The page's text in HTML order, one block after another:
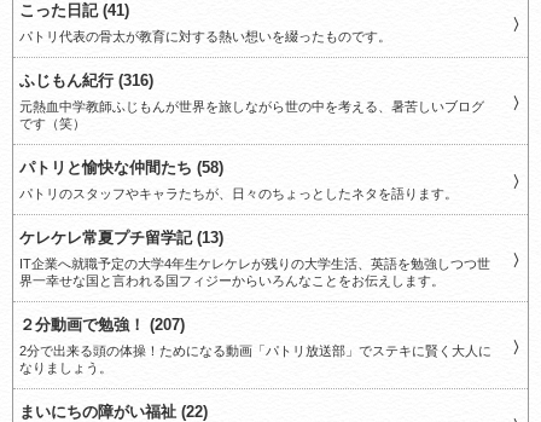
こった日記 (41)
パトリ代表の骨太が教育に対する熱い想いを綴ったものです。
ふじもん紀行 (316)
元熱血中学教師ふじもんが世界を旅しながら世の中を考える、暑苦しいブログ
です（笑）
パトリと愉快な仲間たち (58)
パトリのスタッフやキャラたちが、日々のちょっとしたネタを語ります。
ケレケレ常夏プチ留学記 (13)
IT企業へ就職予定の大学4年生ケレケレが残りの大学生活、英語を勉強しつつ世
界一幸せな国と言われる国フィジーからいろんなことをお伝えします。
２分動画で勉強！ (207)
2分で出来る頭の体操！ためになる動画「パトリ放送部」でステキに賢く大人に
なりましょう。
まいにちの障がい福祉 (22)